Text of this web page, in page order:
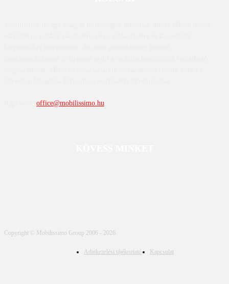
office@mobilissimo.hu
Copyright © Mobilissimo Group 2006 - 2026
Adatkezelési tájékoztató Kapcsolat